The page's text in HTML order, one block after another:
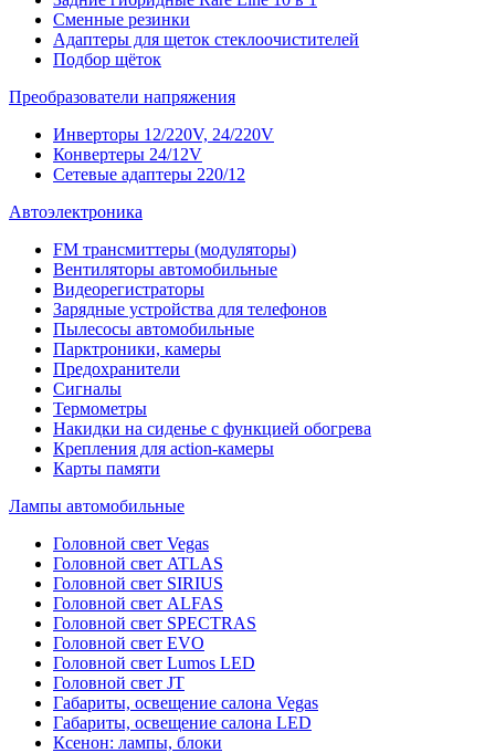
Сменные резинки
Адаптеры для щеток стеклоочистителей
Подбор щёток
Преобразователи напряжения
Инверторы 12/220V, 24/220V
Конвертеры 24/12V
Сетевые адаптеры 220/12
Автоэлектроника
FM трансмиттеры (модуляторы)
Вентиляторы автомобильные
Видеорегистраторы
Зарядные устройства для телефонов
Пылесосы автомобильные
Парктроники, камеры
Предохранители
Сигналы
Термометры
Накидки на сиденье с функцией обогрева
Крепления для action-камеры
Карты памяти
Лампы автомобильные
Головной свет Vegas
Головной свет ATLAS
Головной свет SIRIUS
Головной свет ALFAS
Головной свет SPECTRAS
Головной свет EVO
Головной свет Lumos LED
Головной свет JT
Габариты, освещение салона Vegas
Габариты, освещение салона LED
Ксенон: лампы, блоки